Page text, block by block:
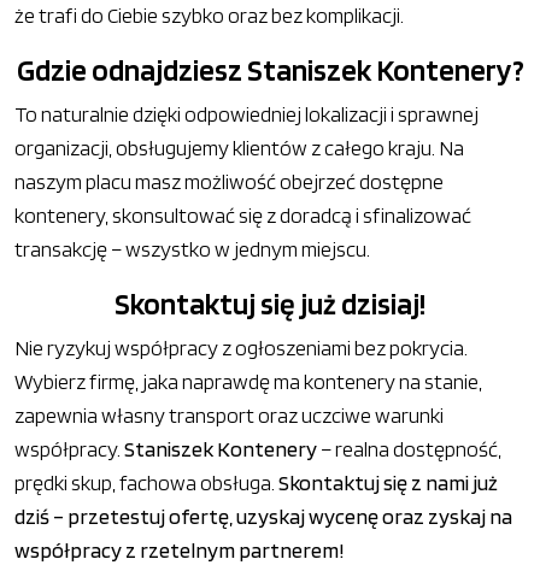
że trafi do Ciebie szybko oraz bez komplikacji.
Gdzie odnajdziesz Staniszek Kontenery?
To naturalnie dzięki odpowiedniej lokalizacji i sprawnej
organizacji, obsługujemy klientów z całego kraju. Na
naszym placu masz możliwość obejrzeć dostępne
kontenery, skonsultować się z doradcą i sfinalizować
transakcję – wszystko w jednym miejscu.
Skontaktuj się już dzisiaj!
Nie ryzykuj współpracy z ogłoszeniami bez pokrycia.
Wybierz firmę, jaka naprawdę ma kontenery na stanie,
zapewnia własny transport oraz uczciwe warunki
współpracy.Staniszek Kontenery– realna dostępność,
prędki skup, fachowa obsługa.Skontaktuj się z nami już
dziś – przetestuj ofertę, uzyskaj wycenę oraz zyskaj na
współpracy z rzetelnym partnerem!